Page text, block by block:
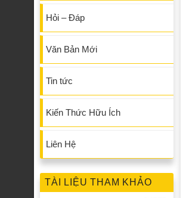
Hỏi – Đáp
Văn Bản Mới
Tin tức
Kiến Thức Hữu Ích
Liên Hệ
TÀI LIỆU THAM KHẢO